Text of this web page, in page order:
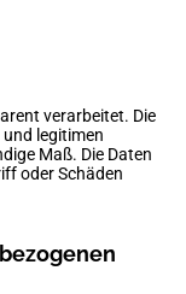
verarbeitet. Die
legitimen
Maß. Die Daten
oder Schäden